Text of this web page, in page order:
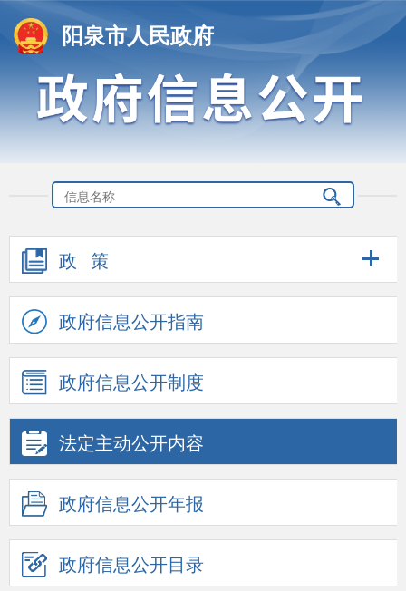
阳泉市人民政府
政 策
政府信息公开指南
政府信息公开制度
法定主动公开内容
政府信息公开年报
政府信息公开目录